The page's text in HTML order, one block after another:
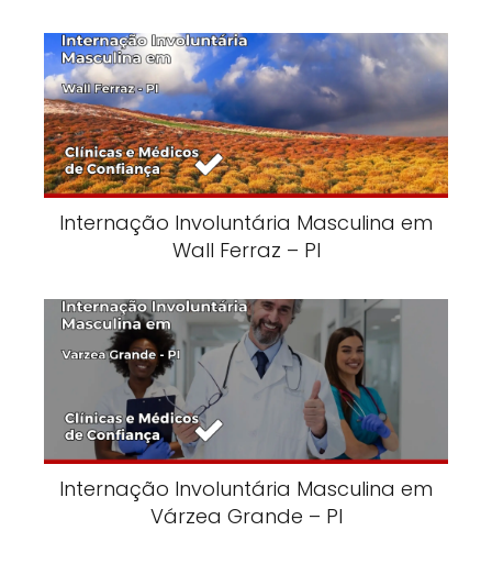
Internação Involuntária Masculina em
Wall Ferraz – PI
Internação Involuntária Masculina em
Várzea Grande – PI